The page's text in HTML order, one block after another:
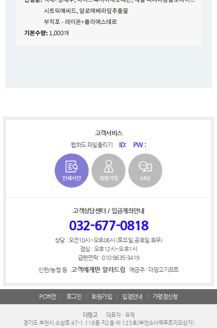
고객서비스
웹하드 파일올리기 ID: PW :
고객상담센터 / 입금계좌안내
032-677-0818
상담 : 오전10시~오후06시 (토요일,공휴일 휴무)
점심 : 오후12시~오후1시
급한연락 : 010-8635-3419
신한/농협 등
고객에게만 알려드림 예금주 : 더망고기프트
PC버전 로그인 회원가입 입점안내 가맹점신청
더망고
대표자 : 유제
경기도 부천시 소삼로 47-1 118동 지2층 비 123호(부천소사역푸르지오상가)